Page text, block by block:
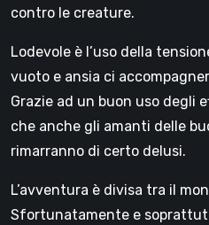
contro le creature.
Lodevole è l’uso della
vuoto e ansia ci
Grazie ad un buon uso degli
che anche gli amanti delle
rimarranno di certo delusi.
L’avventura è divisa tra il
Sfortunatamente e